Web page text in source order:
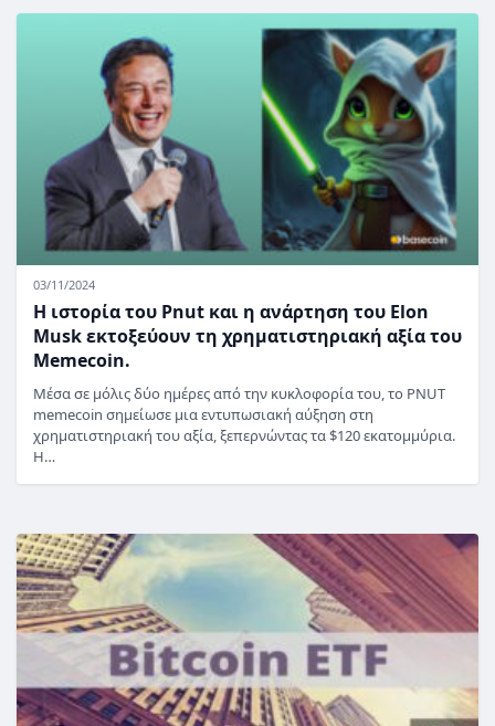
03/11/2024
Η ιστορία του Pnut και η ανάρτηση του Elon
Musk εκτοξεύουν τη χρηματιστηριακή αξία του
Memecoin.
Μέσα σε μόλις δύο ημέρες από την κυκλοφορία του, το PNUT
memecoin σημείωσε μια εντυπωσιακή αύξηση στη
χρηματιστηριακή του αξία, ξεπερνώντας τα $120 εκατομμύρια.
Η…